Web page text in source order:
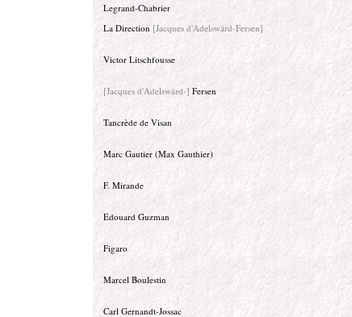
Legrand-Chabrier
La Direction [Jacques d'Adelswärd-Fersen]
Victor Litschfousse
[Jacques d'Adelswärd-] Fersen
Tancrède de Visan
Marc Gautier (Max Gauthier)
F. Mirande
Edouard Guzman
Figaro
Marcel Boulestin
Carl Gernandt-Jossac